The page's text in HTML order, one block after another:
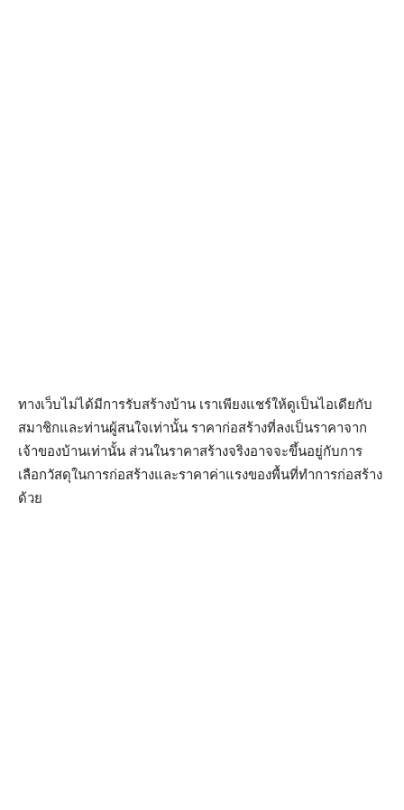
ทางเว็บไม่ได้มีการรับสร้างบ้าน เราเพียงแชร์ให้ดูเป็นไอเดียกับ
สมาชิกและท่านผู้สนใจเท่านั้น ราคาก่อสร้างที่ลงเป็นราคาจาก
เจ้าของบ้านเท่านั้น ส่วนในราคาสร้างจริงอาจจะขึ้นอยู่กับการ
เลือกวัสดุในการก่อสร้างและราคาค่าแรงของพื้นที่ทำการก่อสร้าง
ด้วย